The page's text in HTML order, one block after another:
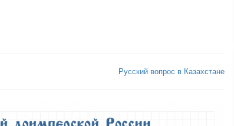
Русский вопрос в Казахстане